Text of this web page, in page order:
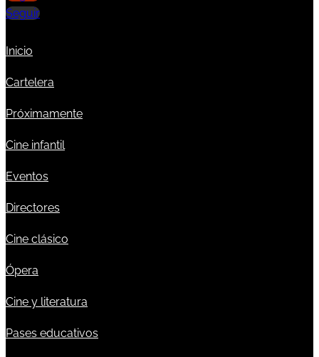
Seguir
Inicio
Cartelera
Próximamente
Cine infantil
Eventos
Directores
Cine clásico
Ópera
Cine y literatura
Pases educativos